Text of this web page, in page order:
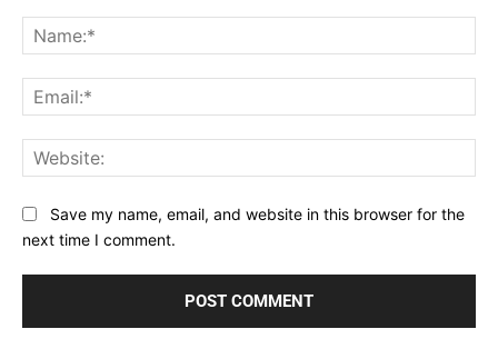
Save my name, email, and website in this browser for the
next time I comment.